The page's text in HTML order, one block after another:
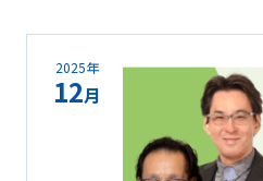
2025年
12月